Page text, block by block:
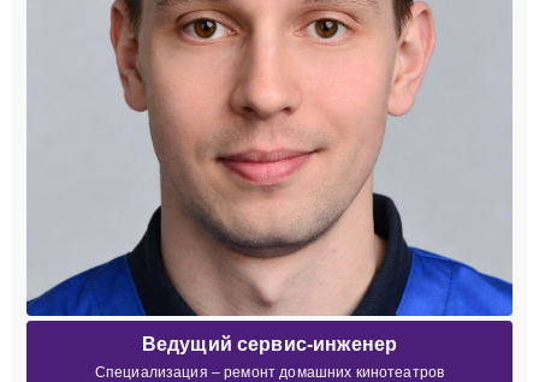
Ведущий сервис-инженер
Специализация – ремонт домашних кинотеатров